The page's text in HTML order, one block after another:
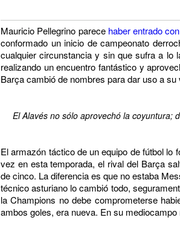
Mauricio Pellegrino parece haber entrado
conformado un inicio de campeonato
cualquier circunstancia y sin que sufra a lo
realizando un encuentro fantástico y
Barça cambió de nombres para dar uso a
El Alavés no sólo aprovechó la coyuntura;
El armazón táctico de un equipo de fútbol
vez en esta temporada, el rival del Barça
de cinco. La diferencia es que no estaba
técnico asturiano lo cambió todo,
la Champions no debe comprometerse
ambos goles, era nueva. En su